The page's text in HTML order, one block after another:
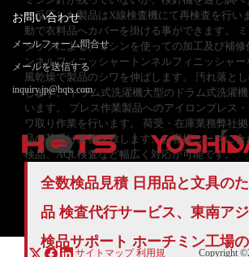
に反応した製品はX線検査機にて再検査を行い
動で衣料品へカバーを掛ける事ができます。
タッフによる、ミシンを使っての加工及び補修
ンネルフィニッシャートンネルフィニッシャ
風乾燥で製品のシワを伸ばします。 汚れ落と
します。 ドラム式洗濯機大型のドラム式洗濯
います。 プレス作業製品へのアイロンプレス
ワ取り作業を行います。 荷受・在庫業務弊社
品の荷受け業務を致します。お客様ニーズに合
検品、AQL検査など幅広く対応が可能です。
全数検品見積 日用品と文具の
品 検査代行サービス、東南アジ
検品サポート ホーチミン工場
お問い合わせ
メールフォーム問合せ
メールを送信する
inquiry.jp@hqts.com
お電話でのお問い合わせ
050-5840-2657
サイトマップ 利用規 Copyright